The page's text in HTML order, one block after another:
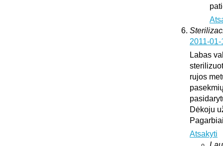
2011-
Labas
rujos
Dėkoju
Atsakyti